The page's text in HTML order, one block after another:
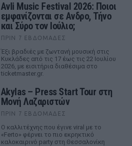
Avli Music Festival 2026: Ποιοι
εμφανίζονται σε Ανδρο, Τήνο
και Σύρο τον Ιούλιο;
ΠΡΙΝ 7 ΕΒΔΟΜΆΔΕΣ
Έξι βραδιές με ζωντανή μουσική στις
Κυκλάδες από τις 17 έως τις 22 Ιουλίου
2026, με εισιτήρια διαθέσιμα στο
ticketmaster.gr.
Akylas – Press Start Tour στη
Μονή Λαζαριστών
ΠΡΙΝ 7 ΕΒΔΟΜΆΔΕΣ
Ο καλλιτέχνης που έγινε viral με το
«Ferto» φέρνει το πιο εκρηκτικό
καλοκαιρινό party στη Θεσσαλονίκη